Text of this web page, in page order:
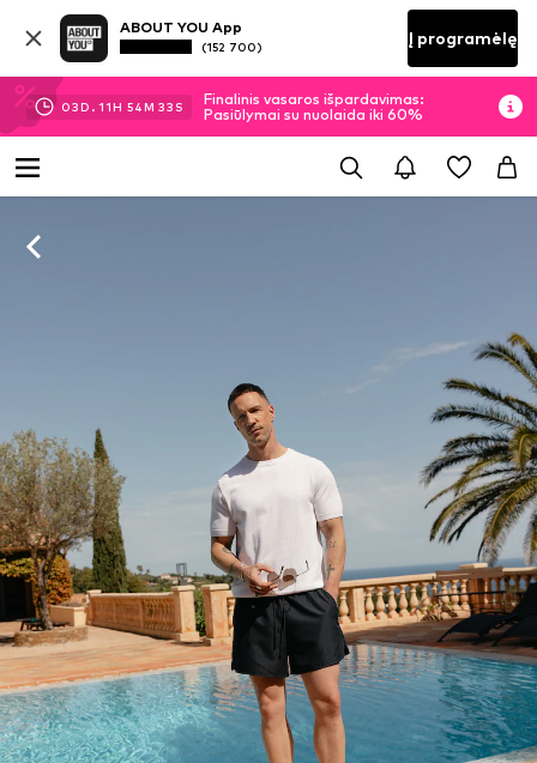
ABOUT YOU App
(152 700) Į programėlę
03D. 11H 54M 32 S
Finalinis vasaros išpardavimas:
Pasiūlymai su nuolaida iki 60%